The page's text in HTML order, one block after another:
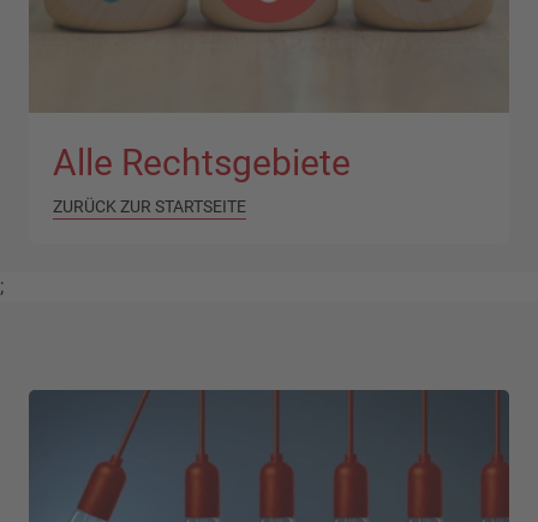
Alle Rechtsgebiete
ZURÜCK ZUR STARTSEITE
;